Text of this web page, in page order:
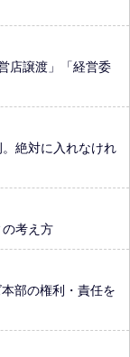
店譲渡」「経営委
絶対に入れなけれ
考え方
部の権利・責任を